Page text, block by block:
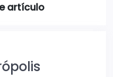
artículo